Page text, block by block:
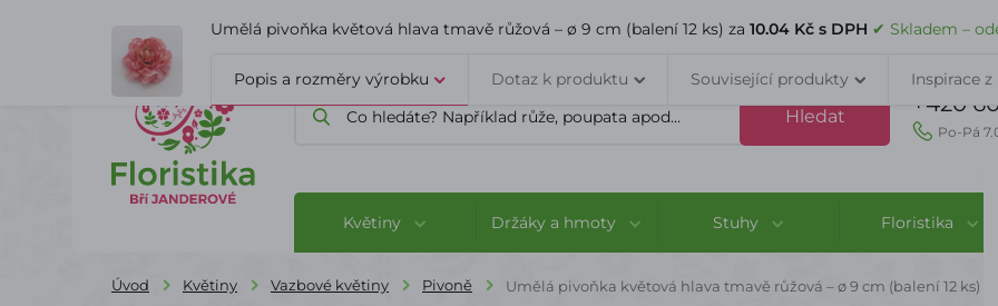
ÚVOD O FIRMĚ BLOG VELKOOBCHOD DOPRAVA A PLATBA PORADNA
Hledat +420
Po-Pá
Květiny Držáky a hmoty Stuhy Floristika
Úvod Květiny Vazbové květiny Pivoně Umělá pivoňka květová hlava tmavě růžová – ø 9 cm (balení 12 ks)
Umělá pivoňka květová hlava tmavě růžová – ø 9 cm (balení 12 ks) za 10.04 Kč s DPH ✔ Skladem –
Popis a rozměry výrobku Dotaz k produktu Související produkty Inspirace